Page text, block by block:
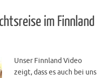
im Finnland
Unser Finnland Video
zeigt, dass es auch bei uns